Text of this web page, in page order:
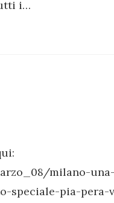
i…
milano-una-
speciale-pia-pera-